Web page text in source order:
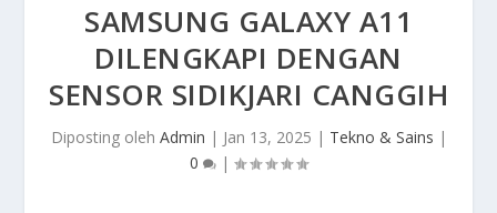
SAMSUNG GALAXY A11
DILENGKAPI DENGAN
SENSOR SIDIKJARI CANGGIH
Diposting oleh Admin | Jan 13, 2025 | Tekno & Sains |
0
|